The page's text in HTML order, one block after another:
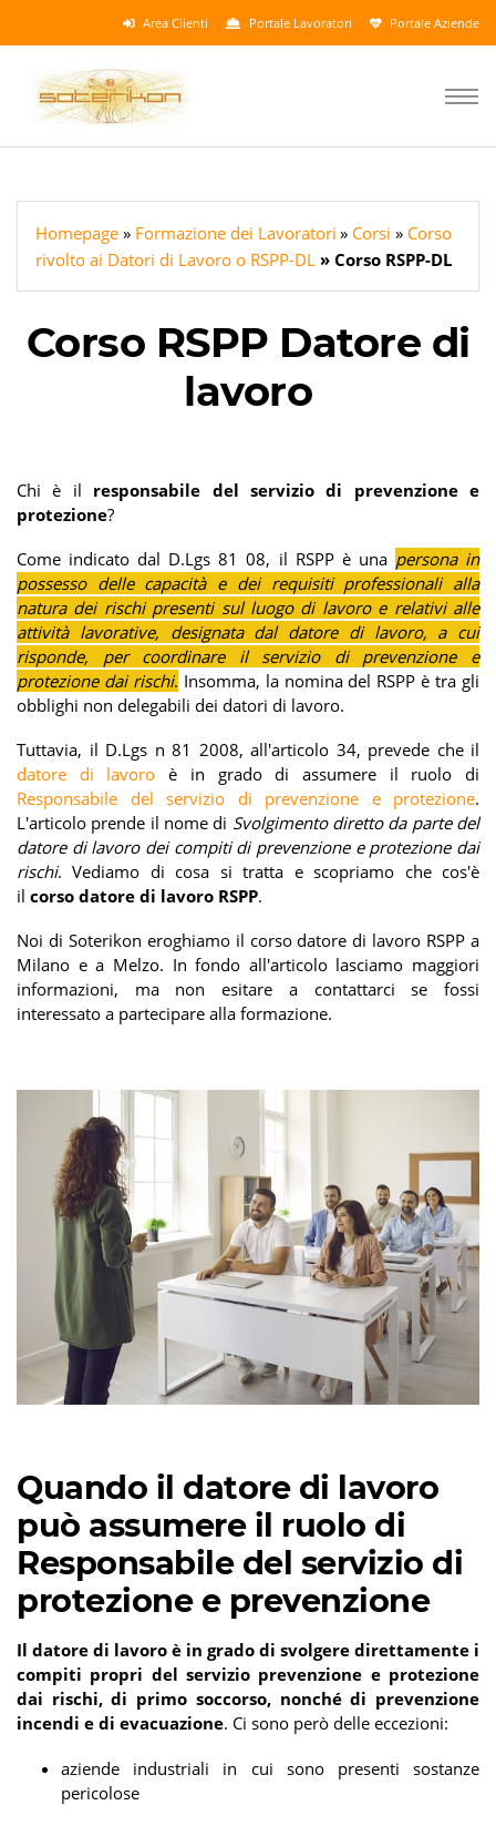
Area Clienti Portale Lavoratori Portale Aziende
Homepage Formazione dei Lavoratori Corsi
Corso
rivolto ai Datori di Lavoro o RSPP-DL
Corso RSPP-DL
Corso RSPP Datore di
lavoro
Chi è il responsabile del servizio di prevenzione e
protezione?
Come indicato dal D.Lgs 81 08, il RSPP è una persona in
possesso delle capacità e dei requisiti professionali alla
natura dei rischi presenti sul luogo di lavoro e relativi alle
attività lavorative, designata dal datore di lavoro, a cui
risponde, per coordinare il servizio di prevenzione e
protezione dai rischi. Insomma, la nomina del RSPP è tra gli
obblighi non delegabili dei datori di lavoro.
Tuttavia, il D.Lgs n 81 2008, all'articolo 34, prevede che il
datore di lavoro è in grado di assumere il ruolo di
Responsabile del servizio di prevenzione e protezione.
L'articolo prende il nome di Svolgimento diretto da parte del
datore di lavoro dei compiti di prevenzione e protezione dai
rischi. Vediamo di cosa si tratta e scopriamo che cos'è
il corso datore di lavoro RSPP.
Noi di Soterikon eroghiamo il corso datore di lavoro RSPP a
Milano e a Melzo. In fondo all'articolo lasciamo maggiori
informazioni, ma non esitare a contattarci se fossi
interessato a partecipare alla formazione.
Quando il datore di lavoro
può assumere il ruolo di
Responsabile del servizio di
protezione e prevenzione
Il datore di lavoro è in grado di svolgere direttamente i
compiti propri del servizio prevenzione e protezione
dai rischi, di primo soccorso, nonché di prevenzione
incendi e di evacuazione. Ci sono però delle eccezioni:
aziende industriali in cui sono presenti sostanze
pericolose